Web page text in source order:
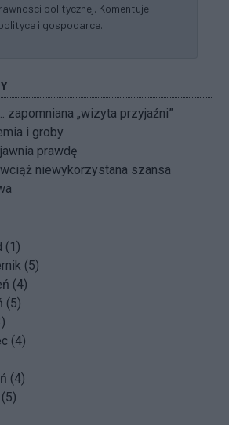
politycznej. Komentuje
i gospodarce.
zapomniana „wizyta przyjaźni”
i groby
prawdę
niewykorzystana szansa
(1)
(5)
(4)
(5)
(4)
(4)